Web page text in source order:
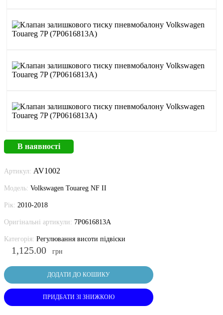
В наявності
Артикул: AV1002
Модель: Volkswagen Touareg NF II
Рік: 2010-2018
Оригінальні артикули: 7P0616813A
Категорія: Регулювання висоти підвіски
1,125.00 грн
ДОДАТИ ДО КОШИКУ
ПРИДБАТИ ЗІ ЗНИЖКОЮ